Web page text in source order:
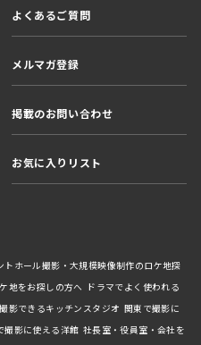
よくあるご質問
メルマガ登録
掲載のお問い合わせ
お気に入りリスト
トホール撮影・大規模映像制作のロケ地探
地をお探しの方へ ドラマでよく使われる
撮影できるキッチンスタジオ 関東で撮影に
撮影に使える洋館 社長室・役員室・会社を